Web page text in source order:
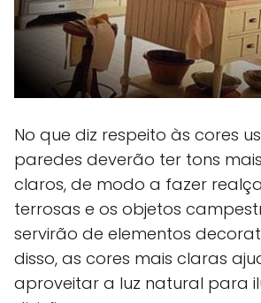
No que diz respeito às cores
paredes deverão ter tons
claros, de modo a fazer
terrosas e os objetos
servirão de elementos
disso, as cores mais claras
aproveitar a luz natural para